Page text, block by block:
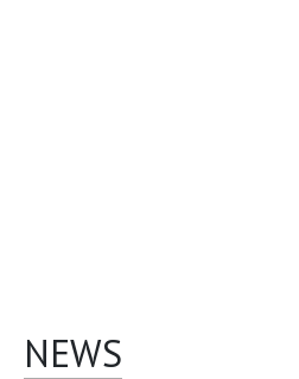
NEWS